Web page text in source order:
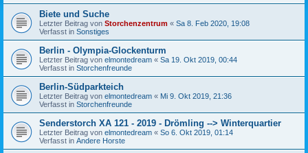
Biete und Suche
Letzter Beitrag von Storchenzentrum « Sa 8. Feb 2020, 19:08
Verfasst in Sonstiges
Berlin - Olympia-Glockenturm
Letzter Beitrag von elmontedream « Sa 19. Okt 2019, 00:44
Verfasst in Storchenfreunde
Berlin-Südparkteich
Letzter Beitrag von elmontedream « Mi 9. Okt 2019, 21:36
Verfasst in Storchenfreunde
Senderstorch XA 121 - 2019 - Drömling --> Winterquartier
Letzter Beitrag von elmontedream « So 6. Okt 2019, 01:14
Verfasst in Andere Horste